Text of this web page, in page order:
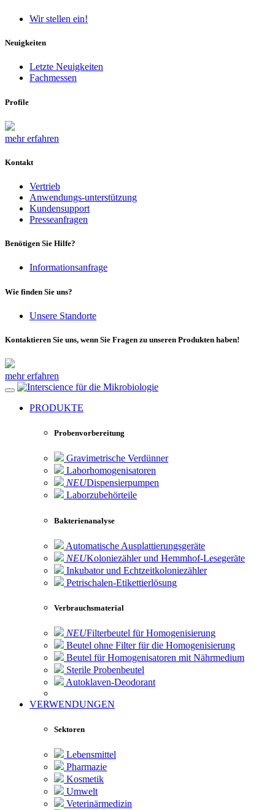
Wir stellen ein!
Neuigkeiten
Letzte Neuigkeiten
Fachmessen
Profile
mehr erfahren
Kontakt
Vertrieb
Anwendungs-unterstützung
Kundensupport
Presseanfragen
Benötigen Sie Hilfe?
Informationsanfrage
Wie finden Sie uns?
Unsere Standorte
Kontaktieren Sie uns, wenn Sie Fragen zu unseren Produkten haben!
mehr erfahren
für die Mikrobiologie
PRODUKTE
Probenvorbereitung
Gravimetrische Verdünner
Laborhomogenisatoren
NEUDispensierpumpen
Laborzubehörteile
Bakterienanalyse
Automatische Ausplattierungsgeräte
NEUKoloniezähler und Hemmhof-Lesegeräte
Inkubator und Echtzeitkoloniezähler
Petrischalen-Etikettierlösung
Verbrauchsmaterial
NEUFilterbeutel für Homogenisierung
Beutel ohne Filter für die Homogenisierung
Beutel für Homogenisatoren mit Nährmedium
Sterile Probenbeutel
Autoklaven-Deodorant
VERWENDUNGEN
Sektoren
Lebensmittel
Pharmazie
Kosmetik
Umwelt
Veterinärmedizin